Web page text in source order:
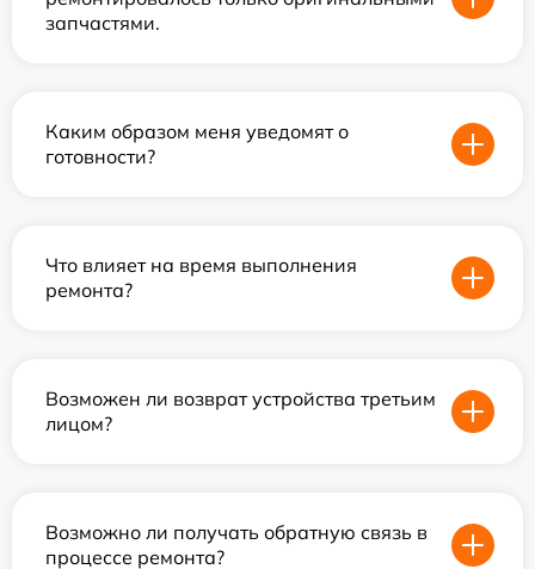
запчастями.
Каким образом меня уведомят о
готовности?
Что влияет на время выполнения
ремонта?
Возможен ли возврат устройства третьим
лицом?
Возможно ли получать обратную связь в
процессе ремонта?